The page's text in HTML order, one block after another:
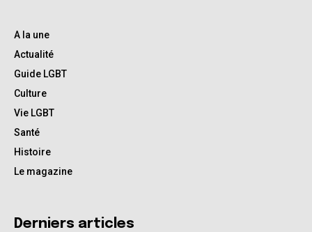
A la une
Actualité
Guide LGBT
Culture
Vie LGBT
Santé
Histoire
Le magazine
Derniers articles